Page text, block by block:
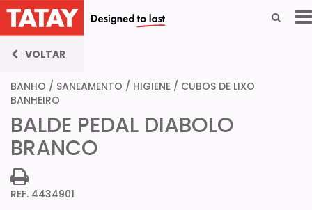
VOLTAR
BANHO / SANEAMENTO / HIGIENE / CUBOS DE LIXO
BANHEIRO
BALDE PEDAL DIABOLO
BRANCO
REF. 4434901